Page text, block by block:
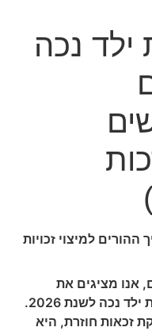
ילד נכה
למיצוי זכויות
אנו מציגים את
התחזית המקצועית לעליית קצבאות ילד נכה לשנת 2026.
זכאות חוזרת, היא